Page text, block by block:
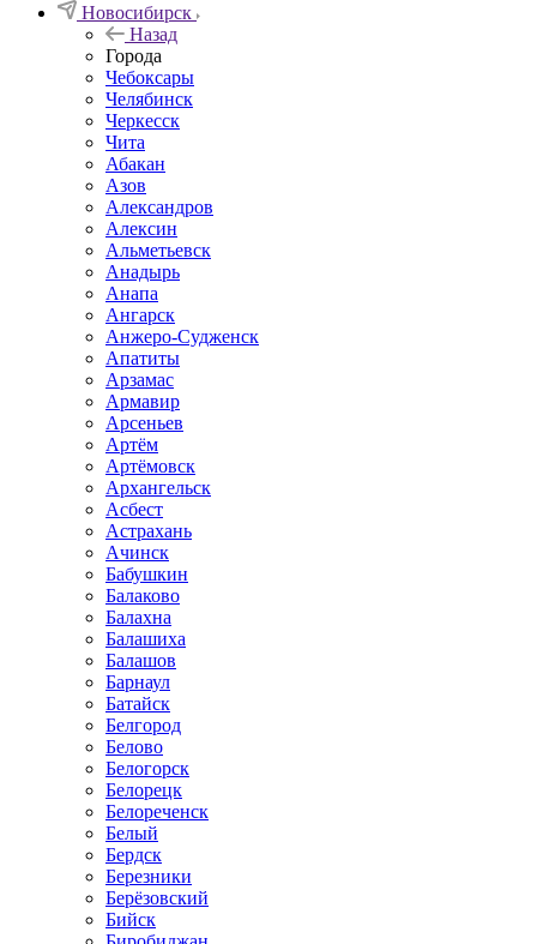
Новосибирск
Назад
Города
Чебоксары
Челябинск
Черкесск
Чита
Абакан
Азов
Александров
Алексин
Альметьевск
Анадырь
Анапа
Ангарск
Анжеро-Судженск
Апатиты
Арзамас
Армавир
Арсеньев
Артём
Артёмовск
Архангельск
Асбест
Астрахань
Ачинск
Бабушкин
Балаково
Балахна
Балашиха
Балашов
Барнаул
Батайск
Белгород
Белово
Белогорск
Белорецк
Белореченск
Белый
Бердск
Березники
Берёзовский
Бийск